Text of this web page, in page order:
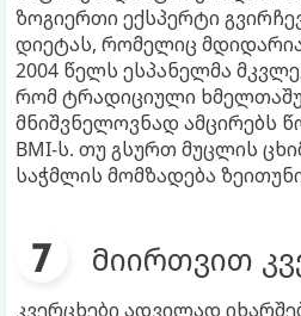
ზოგიერთი ექსპერტი
დიეტას, რომელიც
2004 წელს ესპანელმა
რომ ტრადიციული
მნიშვნელოვნად ამცირებს
BMI-ს. თუ გსურთ მუცლის
საჭმლის მომზადება
მიირთვით
კვერცხები ადვილად